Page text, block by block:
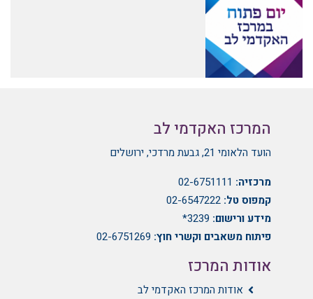
המרכז האקדמי לב
הועד הלאומי 21, גבעת מרדכי, ירושלים
מרכזיה: 02-6751111
קמפוס טל: 02-6547222
מידע ורישום: 3239*
פיתוח משאבים וקשרי חוץ: 02-6751269
אודות המרכז
אודות המרכז האקדמי לב